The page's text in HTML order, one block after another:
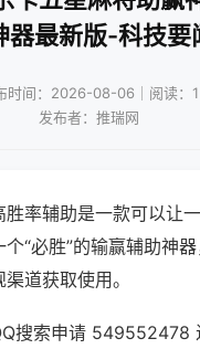
器最新版-科技要
时间：2026-08-06｜阅读：1
发布者：推瑞网
胜率辅助是一款可以让
“必胜”的输赢辅助神
道获取使用。
搜索申请 549552478